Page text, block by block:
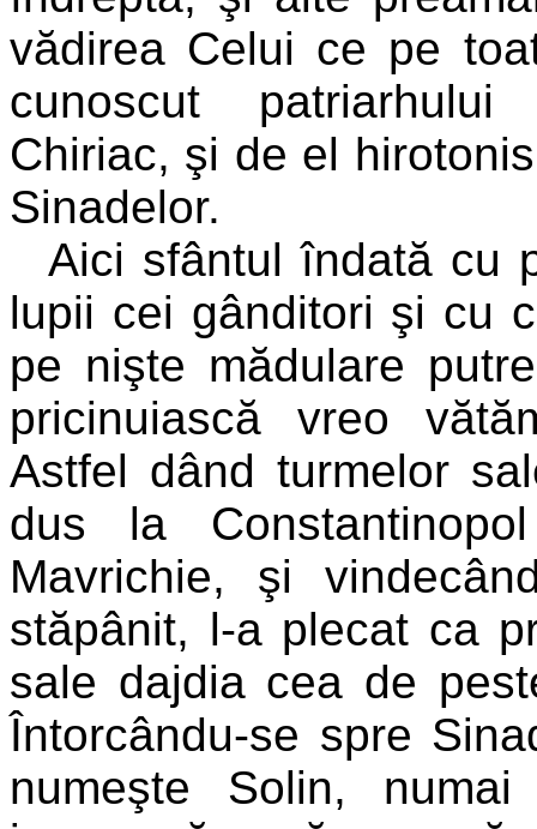
vădirea Celui ce pe
cunoscut patriarhului
Chiriac, şi de el
Sinadelor.
Aici sfântul îndată cu
lupii cei gânditori şi cu
pe nişte mădulare
pricinuiască vreo
Astfel dând turmelor
dus la
Mavrichie, şi
stăpânit, l-a plecat ca
sale dajdia cea de
Întorcându-se spre
numeşte Solin,